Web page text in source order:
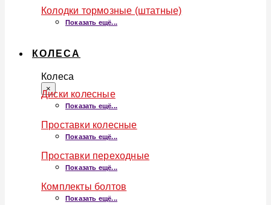
Колодки тормозные (штатные)
Показать ещё...
КОЛЕСА
Колеса
×
Диски колесные
Показать ещё...
Проставки колесные
Показать ещё...
Проставки переходные
Показать ещё...
Комплекты болтов
Показать ещё...